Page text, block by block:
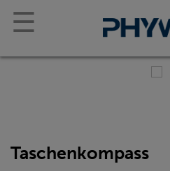
☰
Taschenkompass